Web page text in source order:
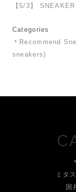
【5/3】
Categories
＊Recommend
sneakers)
ミタ
国